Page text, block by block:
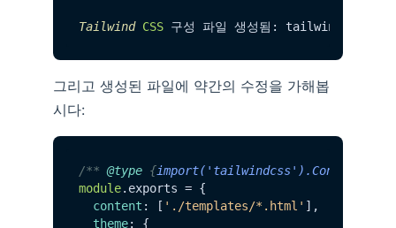
Tailwind CSS 구성 파일 생성됨: tailwind.
그리고 생성된 파일에 약간의 수정을 가해봅
시다:
/** @type {import('tailwindcss').Config
module. exports = {
content : [ './templates/*.html' ],
theme: {